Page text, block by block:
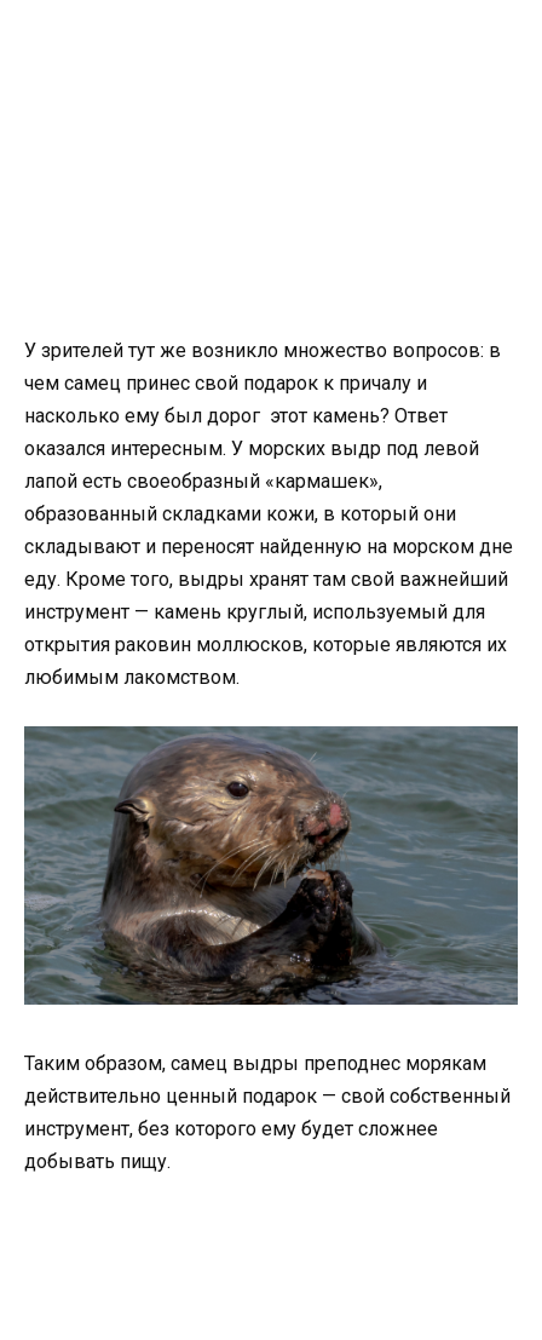
У зрителей тут же возникло множество вопросов: в
чем самец принес свой подарок к причалу и
насколько ему был дорог этот камень? Ответ
оказался интересным. У морских выдр под левой
лапой есть своеобразный «кармашек»,
образованный складками кожи, в который они
складывают и переносят найденную на морском дне
еду. Кроме того, выдры хранят там свой важнейший
инструмент — камень круглый, используемый для
открытия раковин моллюсков, которые являются их
любимым лакомством.
Таким образом, самец выдры преподнес морякам
действительно ценный подарок — свой собственный
инструмент, без которого ему будет сложнее
добывать пищу.